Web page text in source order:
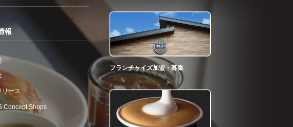
報
リース
Concept Shops
フランチャイズ加盟・募集